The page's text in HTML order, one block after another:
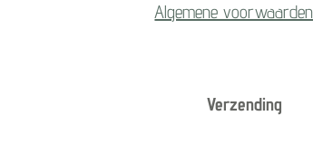
Algemene voorwaarden
Verzending